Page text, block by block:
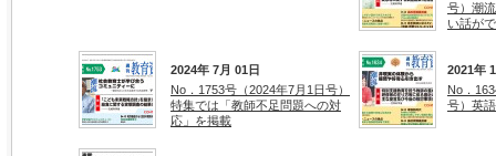
号）潮
い話が
2024年 7月 01日
No．1753号（2024年7月1日号）
特集では「教師不足問題への対
応」を掲載
2021年
No．
号）英